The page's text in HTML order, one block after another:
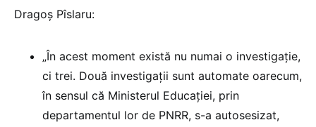
Dragoș Pîslaru:
„În acest moment există nu numai o investigaţie,
ci trei. Două investigaţii sunt automate oarecum,
în sensul că Ministerul Educaţiei, prin
departamentul lor de PNRR, s-a autosesizat,